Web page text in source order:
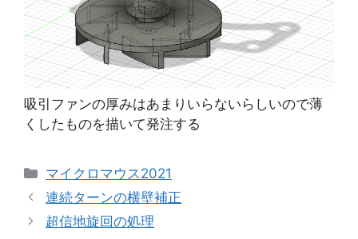
吸引ファンの厚みはあまりいらないらしいので薄
くしたものを描いて発注する
カ
テ
リ
マイクロマウス2021
連続ターンの横壁補正
超信地旋回の処理